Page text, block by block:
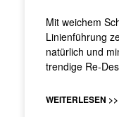
Mit weichem
Linienführung
natürlich und
trendige Re-
WEITERLESEN >>